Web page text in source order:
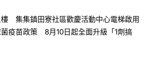
集集鎮田寮社區歡慶活動中心電梯啟用
疫苗政策 8月10日起全面升級「1劑搞